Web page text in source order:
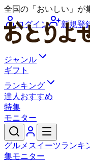
全国の「おいしい」が
ログイン
新規登
ジャンル
ギフト
ランキング
達人おすすめ
特集
モニター
グルメ スイーツランキ
集モニター